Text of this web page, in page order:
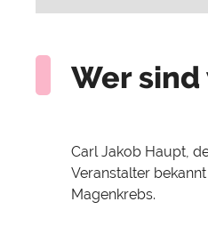
Wer
Carl Jakob Haupt,
Veranstalter
Magenkrebs.